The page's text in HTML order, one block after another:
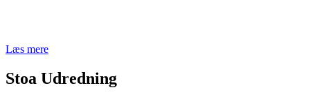
Læs mere
Stoa Udredning